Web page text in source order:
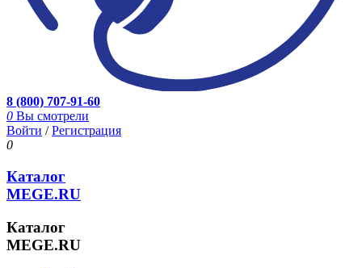
8 (800) 707-91-60
0 Вы смотрели
Войти /Регистрация
0
Каталог
MEGE.RU
Каталог
MEGE.RU